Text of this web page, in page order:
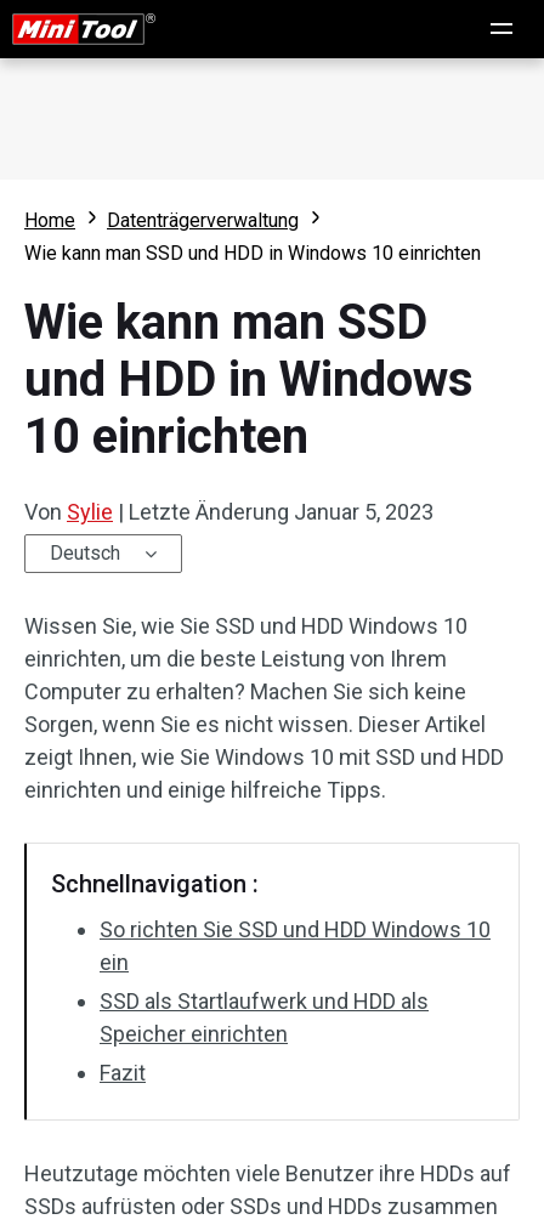
Home
Datenträgerverwaltung
Wie kann man SSD und HDD in Windows 10 einrichten
Wie kann man SSD
und HDD in Windows
10 einrichten
Von Sylie | Letzte Änderung Januar 5, 2023
Deutsch
Wissen Sie, wie Sie SSD und HDD Windows 10
einrichten, um die beste Leistung von Ihrem
Computer zu erhalten? Machen Sie sich keine
Sorgen, wenn Sie es nicht wissen. Dieser Artikel
zeigt Ihnen, wie Sie Windows 10 mit SSD und HDD
einrichten und einige hilfreiche Tipps.
Schnellnavigation :
So richten Sie SSD und HDD Windows 10
ein
SSD als Startlaufwerk und HDD als
Speicher einrichten
Fazit
Heutzutage möchten viele Benutzer ihre HDDs auf
SSDs aufrüsten oder SSDs und HDDs zusammen